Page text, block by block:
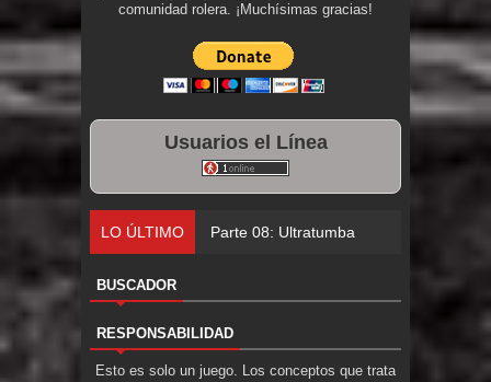
comunidad rolera. ¡Muchísimas gracias!
Usuarios el Línea
LO ÚLTIMO Parte 08: Ultratumba
BUSCADOR
RESPONSABILIDAD
Esto es solo un juego. Los conceptos que trata